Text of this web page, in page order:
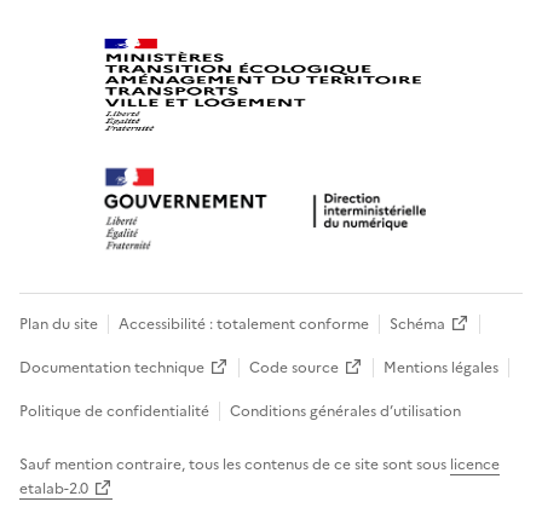
Plan du site Accessibilité : totalement conforme
Schéma
Documentation technique
Code source
Mentions légales
Politique de confidentialité
Conditions générales d’utilisation
Sauf mention contraire, tous les contenus de ce site sont sous licence
etalab-2.0